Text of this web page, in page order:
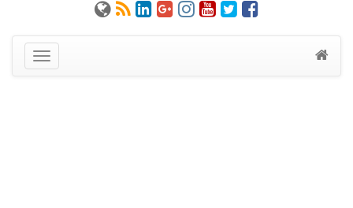
عرض
القائمة